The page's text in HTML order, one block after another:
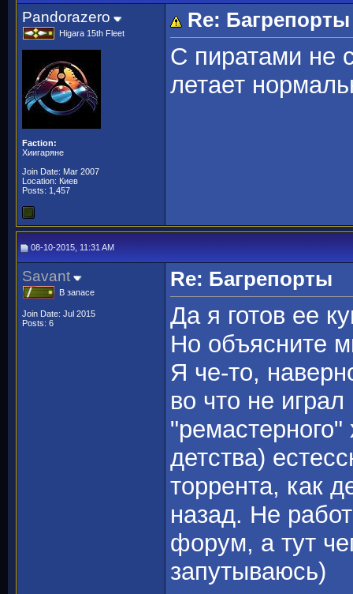
Pandorazero
Higara 15th Fleet
Faction:
Хиигаряне
Join Date: Mar 2007
Location: Киев
Posts: 1,457
Re: Багрепорты
С пиратами не
летает
08-10-2015, 11:31 AM
Savant
В запасе
Join Date: Jul 2015
Posts: 6
Re: Багрепорты
Да я готов ее
Но объясните
Я че-то,
во что не
детства)
торрента, как
назад. Не
форум, а тут
запутываюсь)